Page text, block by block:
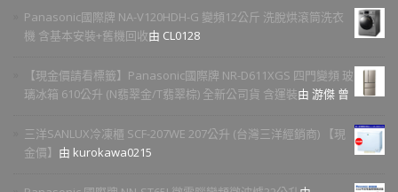
Panasonic國際牌 NA-V120HDH-G 變頻12公斤 洗脫烘滾筒洗衣
機 含基本安裝+舊機回收由 CL0128
【現金價請看標籤】Panasonic國際牌 NR-D611XGS 四門變頻 玻
璃冰箱 610公升 (N翡翠金/T翡翠棕) 全新公司貨 含運裝由 游傑 曾
三洋SANLUX冷凍櫃 SCF-207WE 207公升 (台灣三洋經銷商) 【現
金價】 由 kurokawa0215